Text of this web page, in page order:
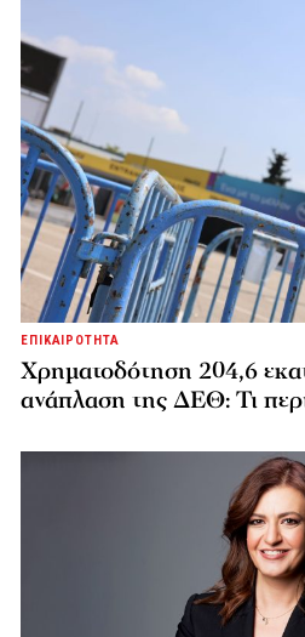
ΕΠΙΚΑΙΡΟΤΗΤΑ
Χρηματοδότηση 204,6
ανάπλαση της ΔΕΘ: Τι